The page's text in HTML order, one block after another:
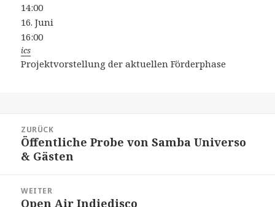
14:00
16. Juni
16:00
ics
Projektvorstellung der aktuellen Förderphase
ZURÜCK
Vorheriger
Beitrag:
Öffentliche Probe von Samba Universo
& Gästen
WEITER
Nächster
Open Air Indiedisco